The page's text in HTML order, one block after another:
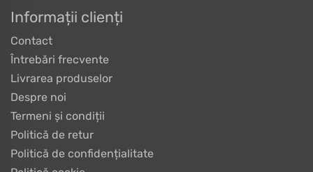
Informații clienți
Contact
Întrebări frecvente
Livrarea produselor
Despre noi
Termeni și condiții
Politică de retur
Politică de confidențialitate